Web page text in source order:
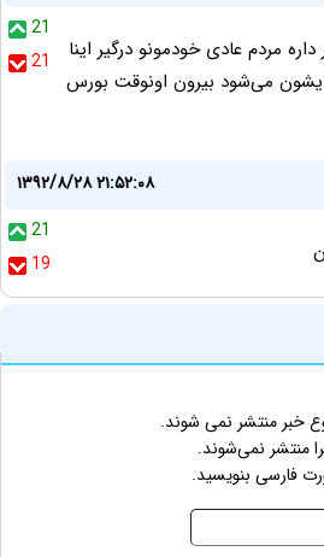
21
21
مردم عادی خودمونو درگیر اینا
می‌شود بیرون اونوقت بورس
۱۳۹۲/۸/۲۸ ۲۱:۵۲:۰۸
21
19
خبر منتشر نمی شوند.
منتشر نمی‌شوند.
فارسی بنویسید.